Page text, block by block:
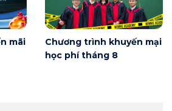
mãi
Chương trình khuyến mại
học phí tháng 8